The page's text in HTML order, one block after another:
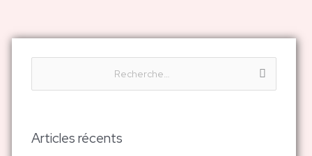
h
Articles récents